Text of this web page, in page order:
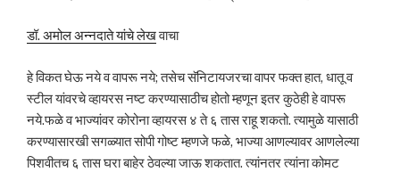
डॉ. अमोल अन्नदाते यांचे लेखवाचा
हे विकत घेऊ नये व वापरू नये; तसेच सॅनिटायजरचा वापर फक्त हात, धातू व
स्टील यांवरचे व्हायरस नष्ट करण्यासाठीच होतो म्हणून इतर कुठेही हे वापरू
नये.फळे व भाज्यांवर कोरोना व्हायरस ४ ते ६ तास राहू शकतो. त्यामुळे यासाठी
करण्यासारखी सगळ्यात सोपी गोष्ट म्हणजे फळे, भाज्या आणल्यावर आणलेल्या
पिशवीतच ६ तास घरा बाहेर ठेवल्या जाऊ शकतात. त्यांनतर त्यांना कोमट